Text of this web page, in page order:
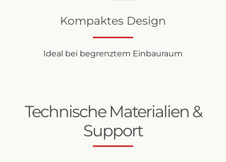
Kompaktes Design
Ideal bei begrenztem Einbauraum
Technische Materialien &
Support